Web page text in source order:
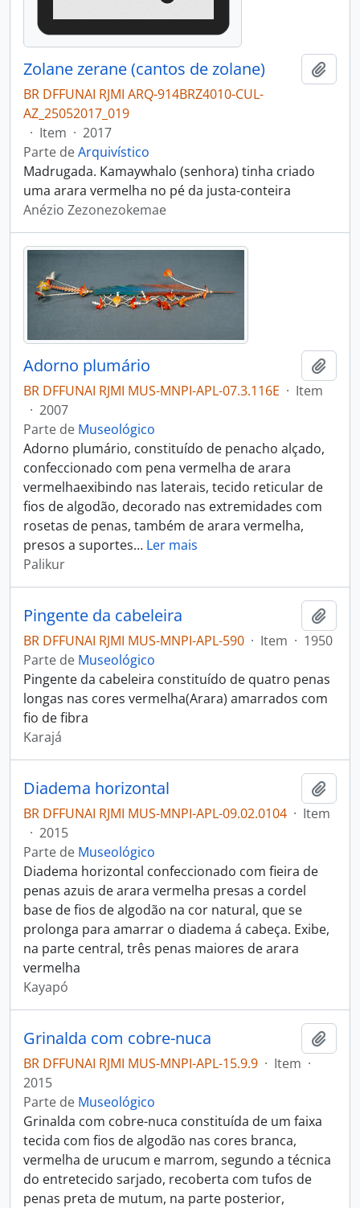
Zolane zerane (cantos de zolane)
BR DFFUNAI RJMI ARQ-914BRZ4010-CUL-
AZ_25052017_019
· Item · 2017
Parte deArquivístico
Madrugada. Kamaywhalo (senhora) tinha criado
uma arara vermelha no pé da justa-conteira
Anézio Zezonezokemae
Adorno plumário
BR DFFUNAI RJMI MUS-MNPI-APL-07.3.116E · Item
· 2007
Parte de Museológico
Adorno plumário, constituído de penacho alçado,
confeccionado com pena vermelha de arara
vermelhaexibindo nas laterais, tecido reticular de
fios de algodão, decorado nas extremidades com
rosetas de penas, também de arara vermelha,
presos a suportes… Ler mais
Palikur
Pingente da cabeleira
BR DFFUNAI RJMI MUS-MNPI-APL-590 · Item · 1950
Parte de Museológico
Pingente da cabeleira constituído de quatro penas
longas nas cores vermelha(Arara) amarrados com
fio de fibra
Karajá
Diadema horizontal
BR DFFUNAI RJMI MUS-MNPI-APL-09.02.0104 · Item
· 2015
Parte de Museológico
Diadema horizontal confeccionado com fieira de
penas azuis de arara vermelha presas a cordel
base de fios de algodão na cor natural, que se
prolonga para amarrar o diadema á cabeça. Exibe,
na parte central, três penas maiores de arara
vermelha
Kayapó
Grinalda com cobre-nuca
BR DFFUNAI RJMI MUS-MNPI-APL-15.9.9 · Item ·
2015
Parte de Museológico
Grinalda com cobre-nuca constituída de um faixa
tecida com fios de algodão nas cores branca,
vermelha de urucum e marrom, segundo a técnica
do entretecido sarjado, recoberta com tufos de
penas preta de mutum, na parte posterior,